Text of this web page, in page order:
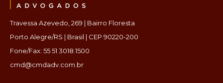
Travessa Azevedo, 269 | Bairro Floresta
Porto Alegre/RS | Brasil | CEP 90220-200
Fone/Fax: 55 51 3018.1500
cmd@cmdadv.com.br